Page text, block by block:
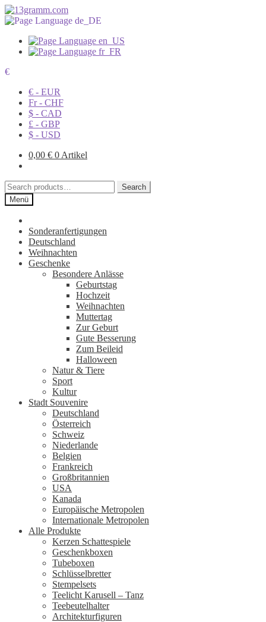
€
€ - EUR
Fr - CHF
$ - CAD
£ - GBP
$ - USD
0,00 € 0 Artikel
Search
for:
Search
Menü
Sonderanfertigungen
Deutschland
Weihnachten
Geschenke
Besondere Anlässe
Geburtstag
Hochzeit
Weihnachten
Muttertag
Zur Geburt
Gute Besserung
Zum Beileid
Halloween
Natur & Tiere
Sport
Kultur
Stadt Souvenire
Deutschland
Österreich
Schweiz
Niederlande
Belgien
Frankreich
Großbritannien
USA
Kanada
Europäische Metropolen
Internationale Metropolen
Alle Produkte
Kerzen Schattespiele
Geschenkboxen
Tubeboxen
Schlüsselbretter
Stempelsets
Teelicht Karusell – Tanz
Teebeutelhalter
Architekturfiguren